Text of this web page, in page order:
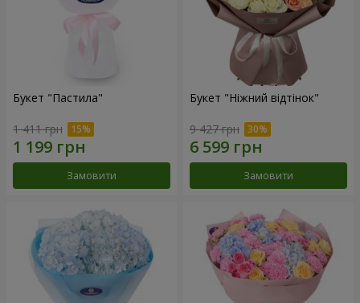
Букет "Пастила"
1 411 грн
Замовити
Букет "Ніжний відтінок"
9 427 грн
Замовити